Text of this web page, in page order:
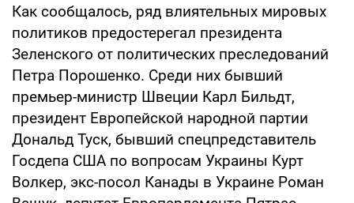
Как сообщалось, ряд влиятельных мировых
политиков предостерегал президента
Зеленского от политических преследований
Петра Порошенко. Среди них бывший
премьер-министр Швеции Карл Бильдт,
президент Европейской народной партии
Дональд Туск, бывший спецпредставитель
Госдепа США по вопросам Украины Курт
Волкер, экс-посол Канады в Украине Роман